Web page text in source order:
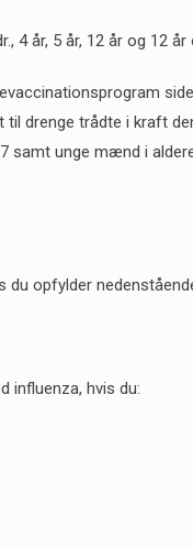
4 år, 5 år, 12 år og 12 år
drenge trådte i kraft
unge mænd i
du opfylder
influenza, hvis du: